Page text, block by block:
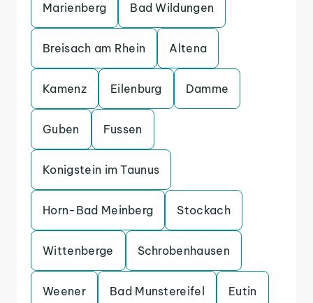
Marienberg Bad Wildungen
Breisach am Rhein Altena
Kamenz Eilenburg Damme
Guben Fussen
Konigstein im Taunus
Horn-Bad Meinberg Stockach
Wittenberge Schrobenhausen
Weener Bad Munstereifel Eutin